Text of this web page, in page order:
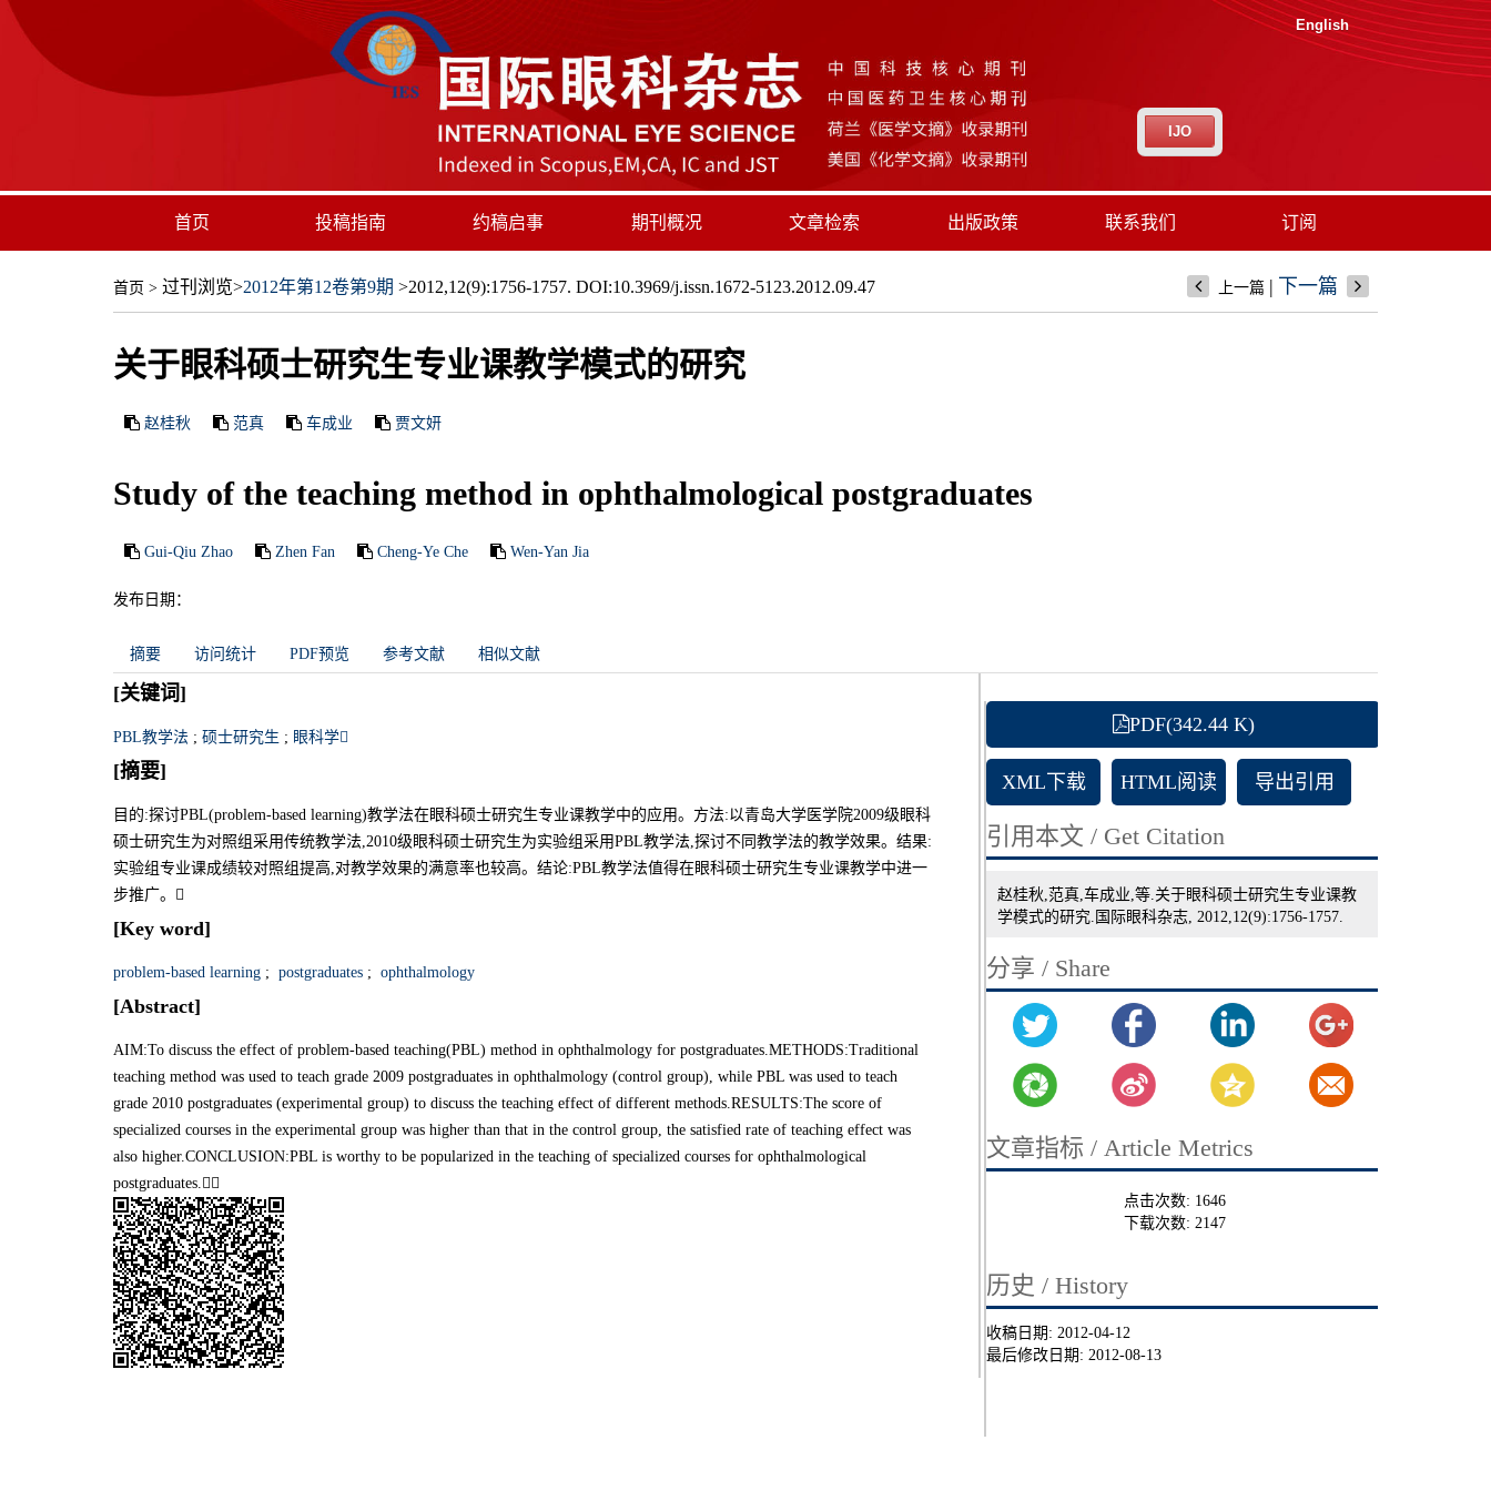
English
IJO
首页 投稿指南 约稿启事 期刊概况 文章检索 出版政策 联系我们 订阅
首页 > 过刊浏览>2012年第12卷第9期 >2012,12(9):1756-1757. DOI:10.3969/j.issn.1672-5123.2012.09.47 上一篇 | 下一篇
关于眼科硕士研究生专业课教学模式的研究
赵桂秋 范真 车成业 贾文妍
Study of the teaching method in ophthalmological postgraduates
Gui-Qiu Zhao Zhen Fan Cheng-Ye Che Wen-Yan Jia
发布日期：
摘要 访问统计 PDF预览 参考文献 相似文献
[关键词]
PBL教学法 ; 硕士研究生 ; 眼科学
[摘要]
目的:探讨PBL(problem-based learning)教学法在眼科硕士研究生专业课教学中的应用。方法:以青岛大学医学院2009级眼科
硕士研究生为对照组采用传统教学法,2010级眼科硕士研究生为实验组采用PBL教学法,探讨不同教学法的教学效果。结果:
实验组专业课成绩较对照组提高,对教学效果的满意率也较高。结论:PBL教学法值得在眼科硕士研究生专业课教学中进一
步推广。
[Key word]
problem-based learning ; postgraduates ; ophthalmology
[Abstract]
AIM:To discuss the effect of problem-based teaching(PBL) method in ophthalmology for postgraduates.METHODS:Traditional
teaching method was used to teach grade 2009 postgraduates in ophthalmology (control group), while PBL was used to teach
grade 2010 postgraduates (experimental group) to discuss the teaching effect of different methods.RESULTS:The score of
specialized courses in the experimental group was higher than that in the control group, the satisfied rate of teaching effect was
also higher.CONCLUSION:PBL is worthy to be popularized in the teaching of specialized courses for ophthalmological
postgraduates.
PDF(342.44 K)
XML下载 HTML阅读 导出引用
引用本文 / Get Citation
赵桂秋,范真,车成业,等.关于眼科硕士研究生专业课教
学模式的研究.国际眼科杂志, 2012,12(9):1756-1757.
分享 / Share
文章指标 / Article Metrics
点击次数: 1646
下载次数:2147
历史 / History
收稿日期: 2012-04-12
最后修改日期: 2012-08-13